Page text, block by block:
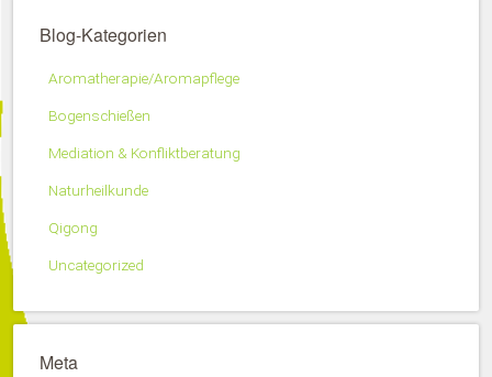
Blog-Kategorien
Aromatherapie/Aromapflege
Bogenschießen
Mediation & Konfliktberatung
Naturheilkunde
Qigong
Uncategorized
Meta